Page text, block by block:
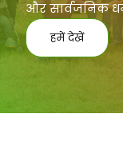
और सार्वजनिक
हमें देखें